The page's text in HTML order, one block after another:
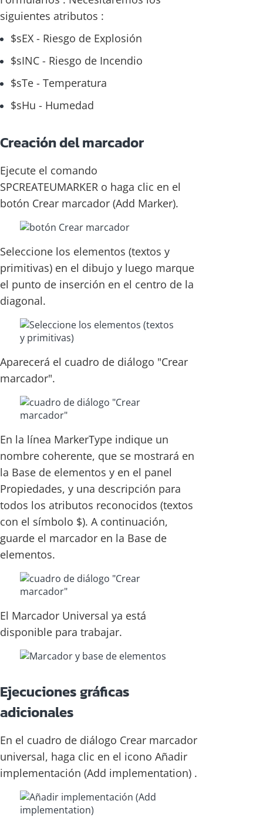
siguientes atributos :
$sEX - Riesgo de Explosión
$sINC - Riesgo de Incendio
$sTe - Temperatura
$sHu - Humedad
Creación del marcador
Ejecute el comando
SPCREATEUMARKER o haga clic en el
botón Crear marcador (Add Marker).
Seleccione los elementos (textos y
primitivas) en el dibujo y luego marque
el punto de inserción en el centro de la
diagonal.
Aparecerá el cuadro de diálogo "Crear
marcador".
En la línea MarkerType indique un
nombre coherente, que se mostrará en
la Base de elementos y en el panel
Propiedades, y una descripción para
todos los atributos reconocidos (textos
con el símbolo $). A continuación,
guarde el marcador en la Base de
elementos.
El Marcador Universal ya está
disponible para trabajar.
Ejecuciones gráficas
adicionales
En el cuadro de diálogo Crear marcador
universal, haga clic en el icono Añadir
implementación (Add implementation) .